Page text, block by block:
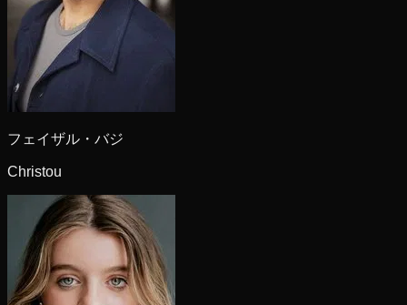
フェイザル・バジ
Christou